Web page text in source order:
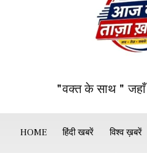
"वक्त के साथ "
HOME हिंदी खबरें विश्व ख़बरें